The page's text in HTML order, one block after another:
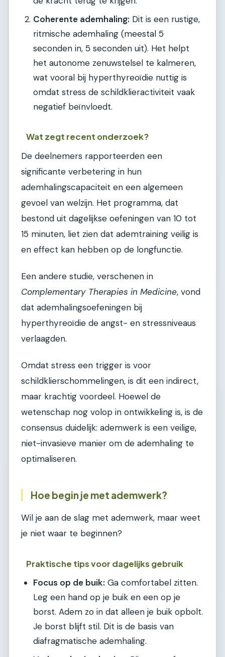
Coherente ademhaling: Dit is een rustige,
ritmische ademhaling (meestal 5
seconden in, 5 seconden uit). Het helpt
het autonome zenuwstelsel te kalmeren,
wat vooral bij hyperthyreoïdie nuttig is
omdat stress de schildklieractiviteit vaak
negatief beïnvloedt.
Wat zegt recent onderzoek?
De deelnemers rapporteerden een
significante verbetering in hun
ademhalingscapaciteit en een algemeen
gevoel van welzijn. Het programma, dat
bestond uit dagelijkse oefeningen van 10 tot
15 minuten, liet zien dat ademtraining veilig is
en effect kan hebben op de longfunctie.
Een andere studie, verschenen in
Complementary Therapies in Medicine, vond
dat ademhalingsoefeningen bij
hyperthyreoïdie de angst- en stressniveaus
verlaagden.
Omdat stress een trigger is voor
schildklierschommelingen, is dit een indirect,
maar krachtig voordeel. Hoewel de
wetenschap nog volop in ontwikkeling is, is de
consensus duidelijk: ademwerk is een veilige,
niet-invasieve manier om de ademhaling te
optimaliseren.
Hoe begin je met ademwerk?
Wil je aan de slag met ademwerk, maar weet
je niet waar te beginnen?
Praktische tips voor dagelijks gebruik
Focus op de buik: Ga comfortabel zitten.
Leg een hand op je buik en een op je
borst. Adem zo in dat alleen je buik opbolt.
Je borst blijft stil. Dit is de basis van
diafragmatische ademhaling.